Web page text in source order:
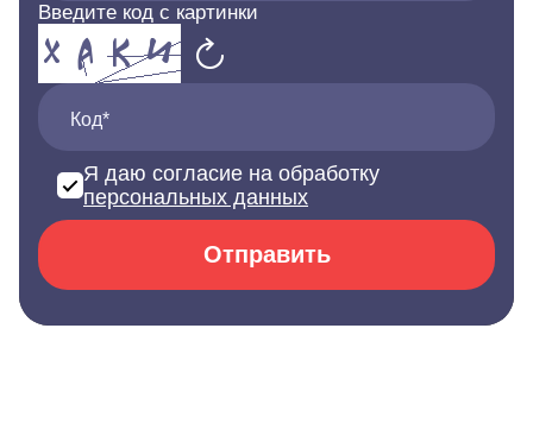
Введите код с картинки
Код*
Я даю согласие на обработку
персональных данных
Отправить